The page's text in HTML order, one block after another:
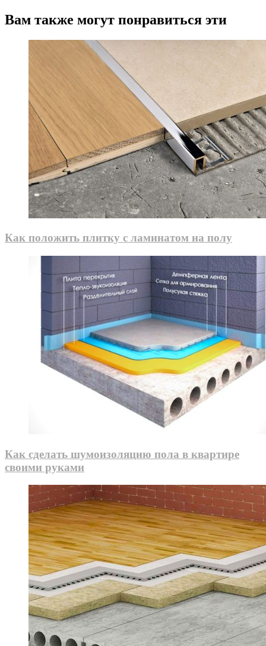
Вам также могут понравиться эти
Как положить плитку с ламинатом на полу
Как сделать шумоизоляцию пола в квартире
своими руками